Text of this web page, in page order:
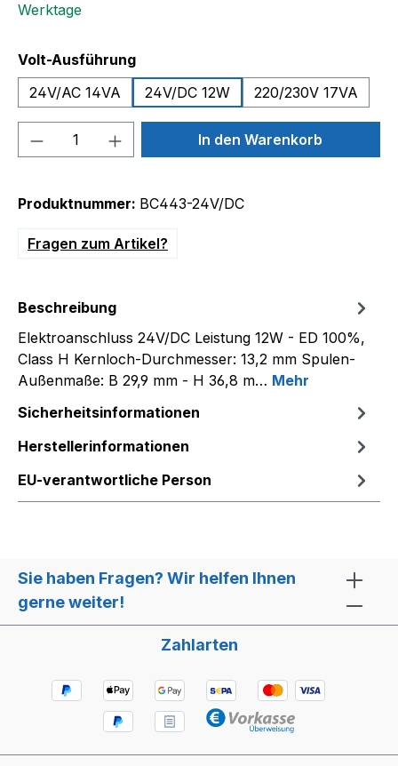
Werktage
Volt-Ausführungauswählen
24V/AC 14VA
24V/DC 12W 220/230V 17VA
Produkt Anzahl: Gib denIn den Warenkorb
Produktnummer: BC443-24V/DC
Fragen zum Artikel?
Beschreibung
Elektroanschluss 24V/DC Leistung 12W - ED 100%,
Class H Kernloch-Durchmesser: 13,2 mm Spulen-
Außenmaße: B 29,9 mm - H 36,8 m… Mehr
Sicherheitsinformationen
Herstellerinformationen
EU-verantwortliche Person
Sie haben Fragen? Wir helfen Ihnen
gerne weiter!
Zahlarten